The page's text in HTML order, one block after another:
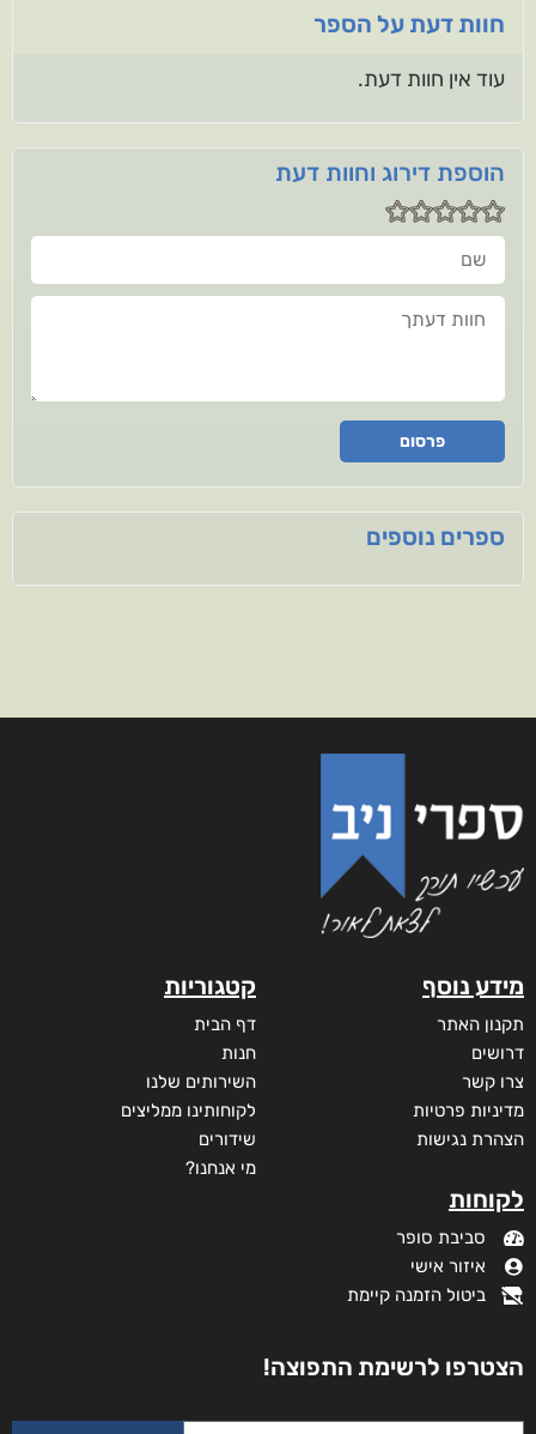
חוות דעת על הספר
עוד אין חוות דעת.
הוספת דירוג וחוות דעת
שם
חוות דעתך
פרסום
ספרים נוספים
מידע נוסף
תקנון האתר
דרושים
צרו קשר
מדיניות פרטיות
הצהרת נגישות
לקוחות
סביבת סופר
איזור אישי
ביטול הזמנה קיימת
קטגוריות
דף הבית
חנות
השירותים שלנו
לקוחותינו ממליצים
שידורים
מי אנחנו?
הצטרפו לרשימת התפוצה!